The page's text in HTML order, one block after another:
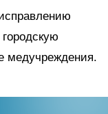
медучреждения.